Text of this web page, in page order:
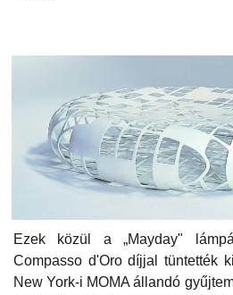
Ezek közül a „Mayday"
Compasso d'Oro díjjal tüntették
New York-i MOMA állandó